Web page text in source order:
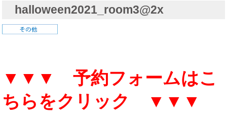
halloween2021_room3@2x
▼▼▼ 予約フォームはこ
ちらをクリック ▼▼▼